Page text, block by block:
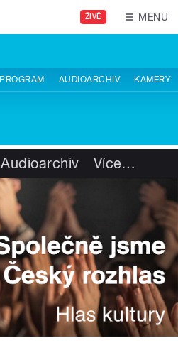
ŽIVĚ MENU
PROGRAM AUDIOARCHIV KAMERY
Audioarchiv Více…